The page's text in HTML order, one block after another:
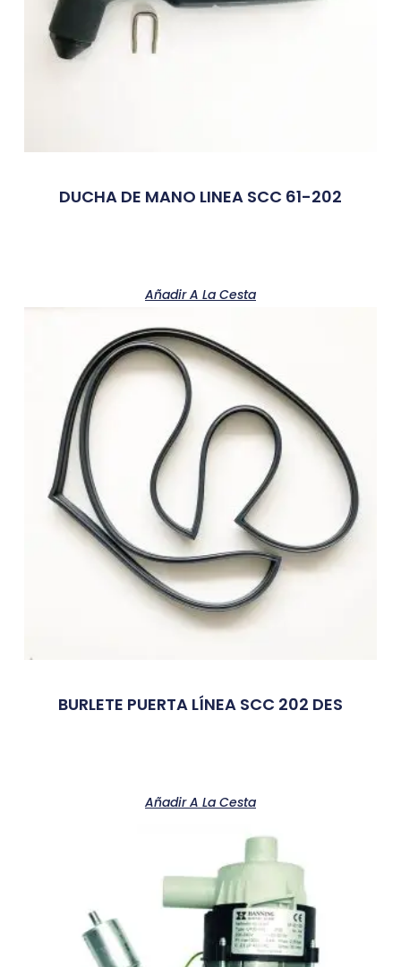
DUCHA DE MANO LINEA SCC 61-202
Añadir A La Cesta
BURLETE PUERTA LÍNEA SCC 202 DES
Añadir A La Cesta